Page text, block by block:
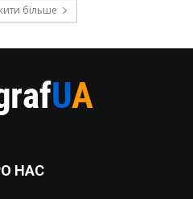
більше
НАС